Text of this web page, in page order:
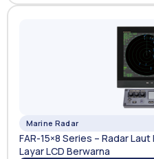
Marine Radar
FAR-15×8 Series – Radar
Layar LCD Berwarna